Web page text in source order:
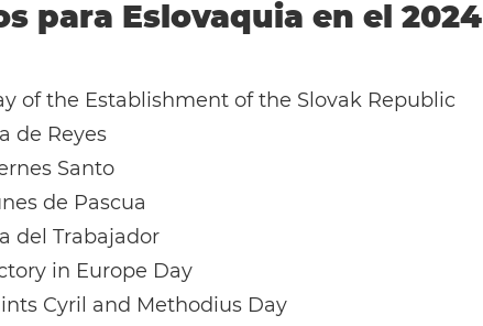
para Eslovaquia en el 2024
of the Establishment of the Slovak Republic
de Reyes
Santo
de Pascua
del Trabajador
in Europe Day
Cyril and Methodius Day